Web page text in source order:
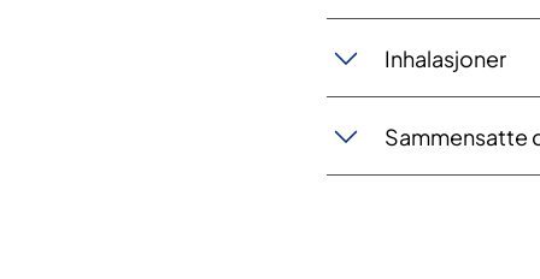
Inhalasjoner
Sammensatte